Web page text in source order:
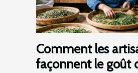
Comment les
façonnent le goût